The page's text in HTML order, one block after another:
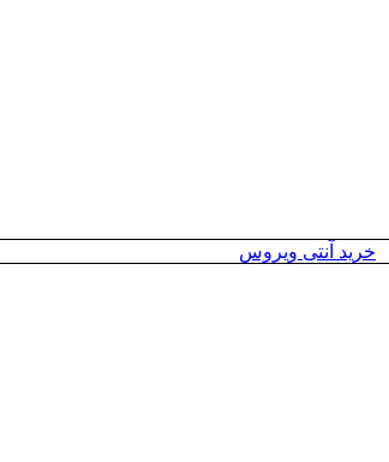
خرید آنتی ویروس